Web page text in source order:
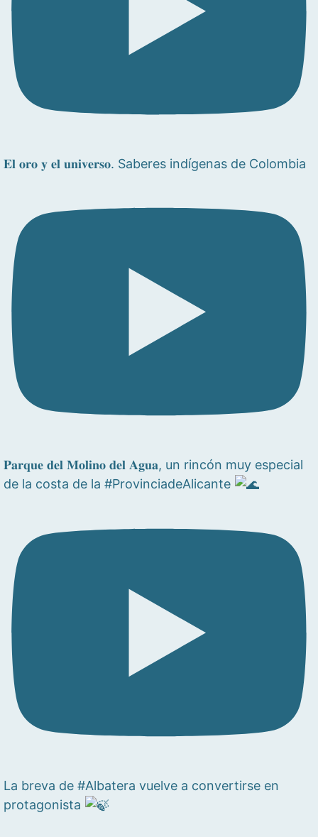
𝐄𝐥 𝐨𝐫𝐨 𝐲 𝐞𝐥 𝐮𝐧𝐢𝐯𝐞𝐫𝐬𝐨. Saberes indígenas de Colombia
𝐏𝐚𝐫𝐪𝐮𝐞 𝐝𝐞𝐥 𝐌𝐨𝐥𝐢𝐧𝐨 𝐝𝐞𝐥 𝐀𝐠𝐮𝐚, un rincón muy especial
de la costa de la #ProvinciadeAlicante
La breva de #Albatera vuelve a convertirse en
protagonista